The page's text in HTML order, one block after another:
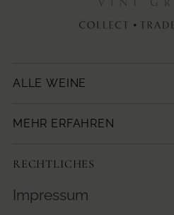
ALLE WEINE
MEHR ERFAHREN
RECHTLICHES
Impressum